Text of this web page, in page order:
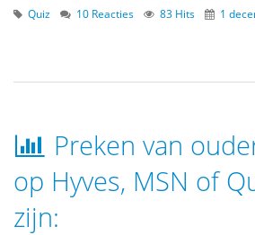
Quiz 10 Reacties 83 Hits 1
Preken van
op Hyves, MSN of
zijn: